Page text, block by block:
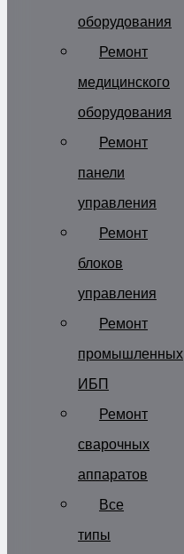
оборудования
Ремонт
медицинского
оборудования
Ремонт
панели
управления
Ремонт
блоков
управления
Ремонт
промышленных
ИБП
Ремонт
сварочных
аппаратов
Все
типы